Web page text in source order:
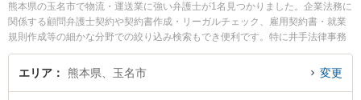
熊本県の玉名市で物流・運送業に強い弁護士が1名見つかりました。企業法務に
関係する顧問弁護士契約や契約書作成・リーガルチェック、雇用契約書・就業
規則作成等の細かな分野での絞り込み検索もでき便利です。特に井手法律事務
所の井手 健輔弁護士のプロフィール情報や弁護士費用、強みなどが注目されて
います。『玉名市で土日や夜間に発生した物流・運送業のトラブルを今すぐに
エリア 熊本県、玉名市 変更